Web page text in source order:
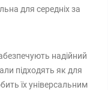
для середніх за
надійний
підходять як для
їх універсальним